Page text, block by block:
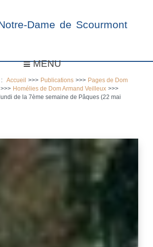
Dame de Scourmont
MENU
:Accueil >>> Publications >>> Pages de Dom
>>> Homélies de Dom Armand Veilleux >>>
de la 7ème semaine de Pâques (22 mai